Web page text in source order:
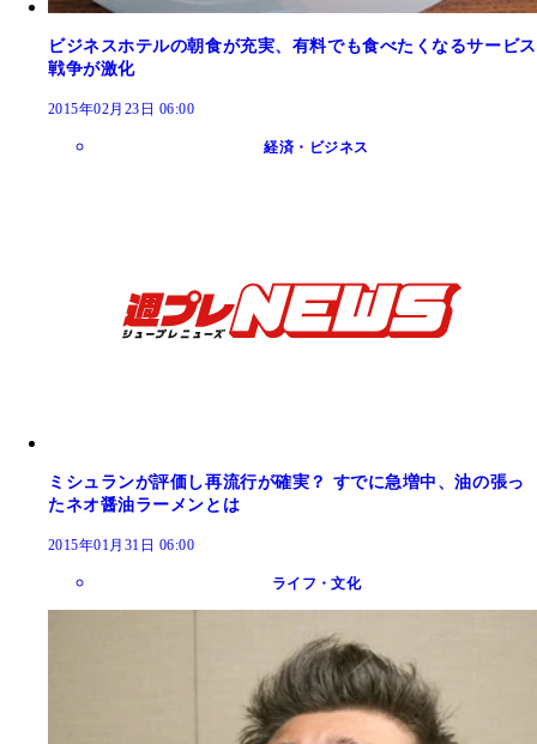
ビジネスホテルの朝食が充実、有料でも食べたくなるサービス
戦争が激化
2015年02月23日 06:00
経済・ビジネス
ミシュランが評価し再流行が確実？ すでに急増中、油の張っ
たネオ醤油ラーメンとは
2015年01月31日 06:00
ライフ・文化